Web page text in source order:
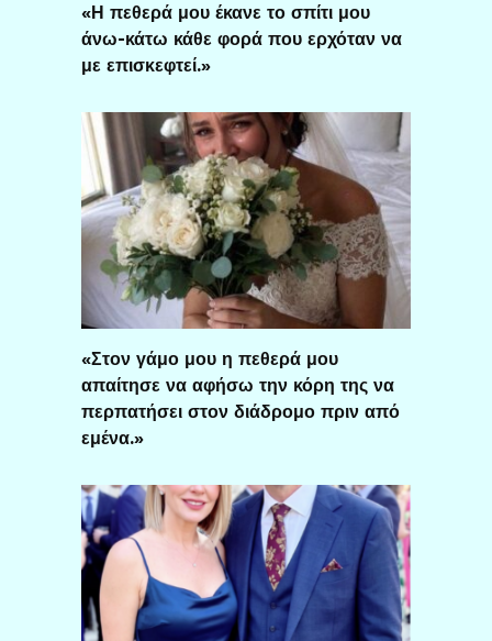
«Η πεθερά μου έκανε το σπίτι μου
άνω-κάτω κάθε φορά που ερχόταν να
με επισκεφτεί.»
«Στον γάμο μου η πεθερά μου
απαίτησε να αφήσω την κόρη της να
περπατήσει στον διάδρομο πριν από
εμένα.»